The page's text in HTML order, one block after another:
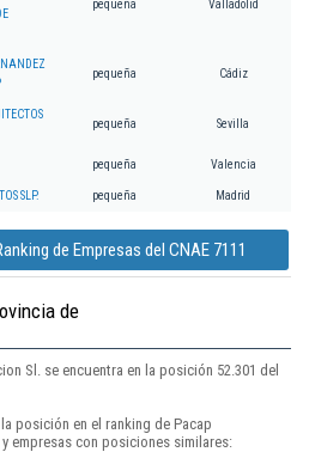
pequeña Valladolid
pequeña Cádiz
pequeña Sevilla
pequeña Valencia
SLP. pequeña Madrid
de Empresas del CNAE 7111
de
Sl. se encuentra en la posición 52.301 del
posición en el ranking de Pacap
empresas con posiciones similares: